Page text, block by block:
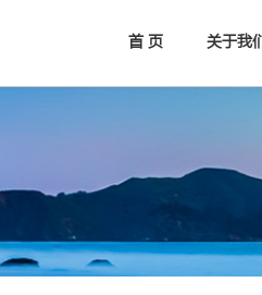
首 页 关于我